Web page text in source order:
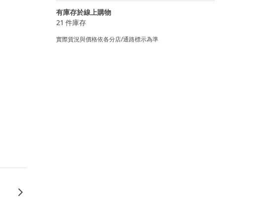
有庫存於線上購物
21 件庫存
實際貨況與價格依各分店/通路標示為準